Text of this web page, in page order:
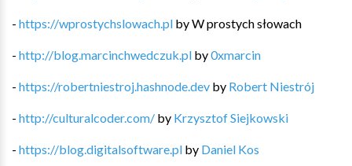
- https://wprostychslowach.pl byW prostych słowach
- http://blog.marcinchwedczuk.pl by0xmarcin
- https://robertniestroj.hashnode.dev by Robert Niestrój
- http://culturalcoder.com/ by Krzysztof Siejkowski
- https://blog.digitalsoftware.pl by Daniel Kos